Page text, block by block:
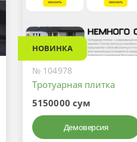
НОВИНКА
№ 104978
Тротуарная плитка
5150000 сум
Демоверсия